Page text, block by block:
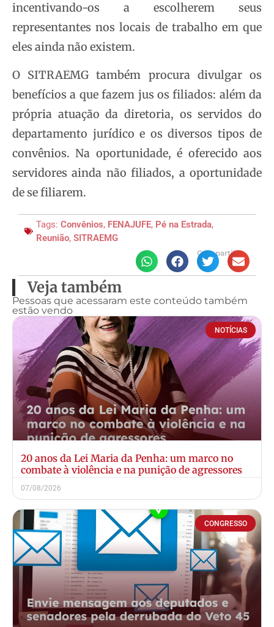
incentivando-os a escolherem seus
representantes nos locais de trabalho em que
eles ainda não existem.
O SITRAEMG também procura divulgar os
benefícios a que fazem jus os filiados: além da
própria atuação da diretoria, os servidos do
departamento jurídico e os diversos tipos de
convênios. Na oportunidade, é oferecido aos
servidores ainda não filiados, a oportunidade
de se filiarem.
Tags: Convênios, FENAJUFE, Pé na Estrada,
Reunião, SITRAEMG
Compartilhe
Veja também
Pessoas que acessaram este conteúdo também
estão vendo
NOTÍCIAS
20 anos da Lei Maria da Penha: um marco no
combate à violência e na punição de agressores
07/08/2026
CONGRESSO